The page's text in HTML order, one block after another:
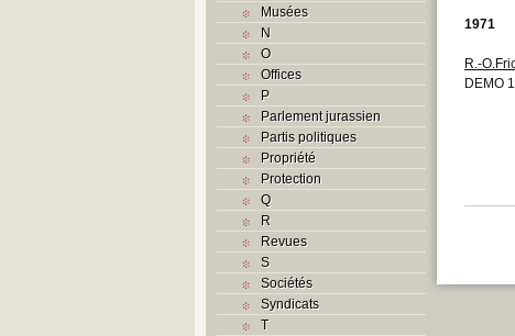
Musées
N
O
Offices
P
Parlement jurassien
Partis politiques
Propriété
Protection
Q
R
Revues
S
Sociétés
Syndicats
T
1971
R.-
DEMO